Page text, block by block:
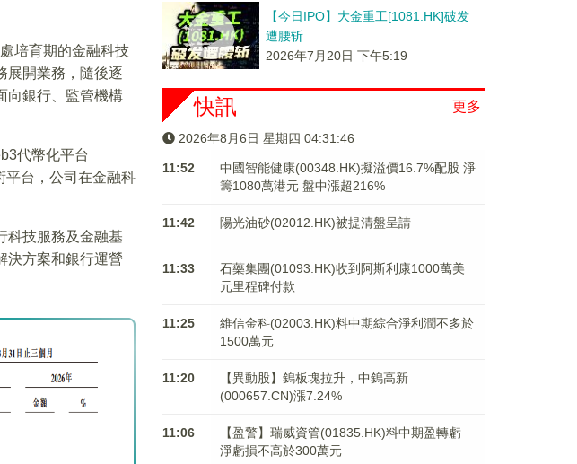
培育期的金融科技
展開業務，隨後逐
向銀行、監管機構
代幣化平台
平台，公司在金融科
科技服務及金融基
決方案和銀行運營
【今日IPO】大金重工[1081.HK]破发
遭腰斩
2026年7月20日 下午5:19
更多
快訊
2026年8月6日 星期四 04:31:47
11:52
中國智能健康(00348.HK)擬溢價16.7%配股 淨
籌1080萬港元 ​​​​​​​盤中漲超216%
11:42 陽光油砂(02012.HK)被提清盤呈請
11:33
石藥集團(01093.HK)收到阿斯利康1000萬美
元里程碑付款
11:25
維信金科(02003.HK)料中期綜合淨利潤不多於
1500萬元
11:20
【異動股】鎢板塊拉升，中鎢高新
(000657.CN)漲7.24%
11:06
【盈警】瑞威資管(01835.HK)料中期盈轉虧
淨虧損不高於300萬元